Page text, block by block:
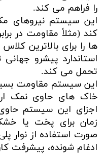
را فراهم می کند.
این سیستم نیروهای
تحمل می کند.
این سیستم مقاومت
خاک های حاوی نمک
اجزای این سیستم
زمان برای پخت یا خشک
صورت استفاده از نوار
ادغام شونده، پیشرفت